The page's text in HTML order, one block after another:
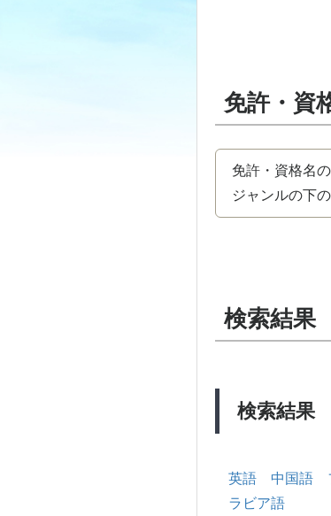
免許・資
免許・資格名
ジャンルの下
検索結果
検索結果
英語 中国語
ラビア語